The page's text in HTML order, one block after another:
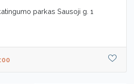
parkas Sausoji g. 1